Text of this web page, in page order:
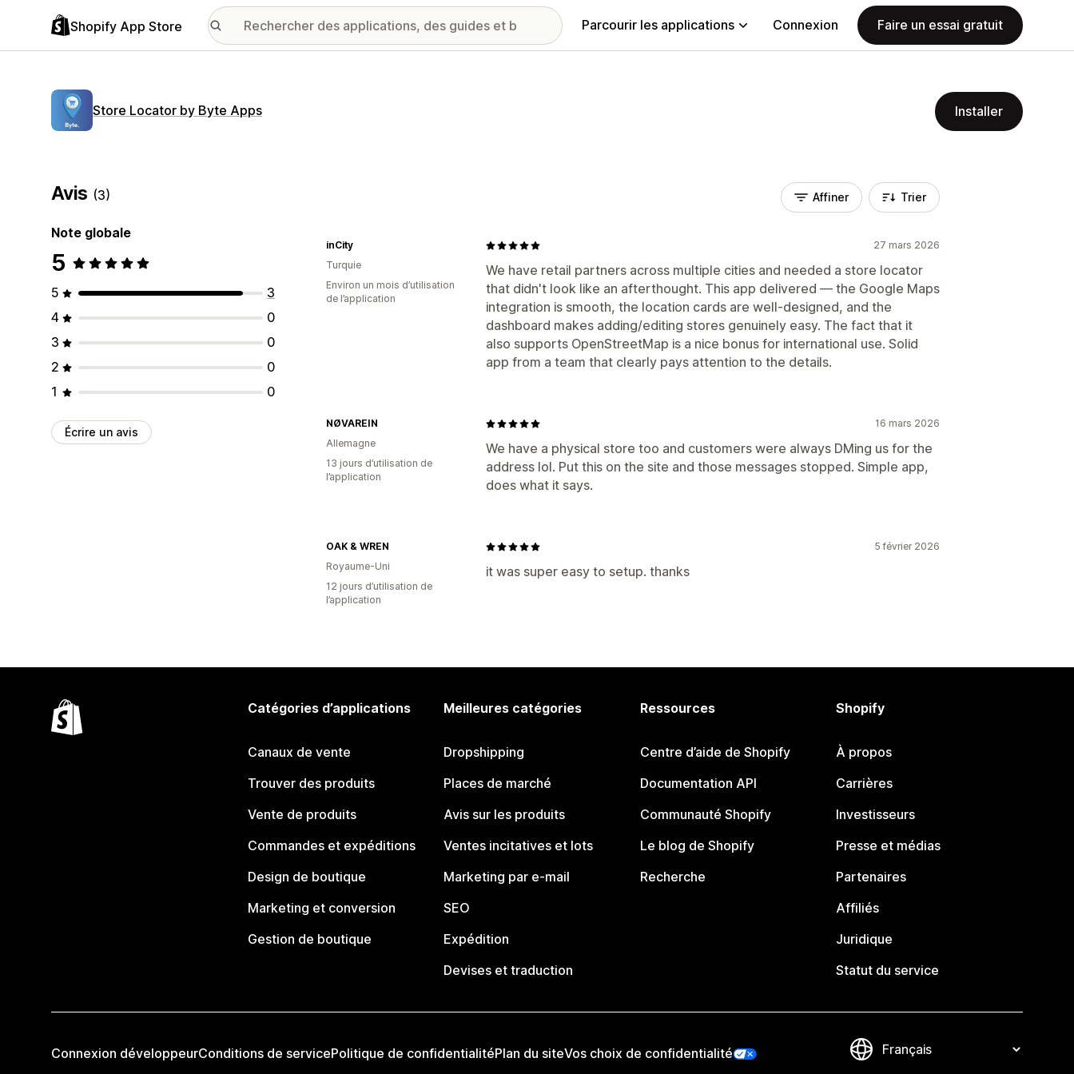
Shopify App Store Parcourir les applications Connexion Faire un essai gratuit
Store Locator by Byte Apps Installer
Avis (3)
Note globale
5
5
3
4
0
3
0
2
0
1
0
Écrire un avis
Affiner Trier
27 mars 2026
We have retail partners across multiple cities and needed a store locator
that didn't look like an afterthought. This app delivered — the Google Maps
integration is smooth, the location cards are well-designed, and the
dashboard makes adding/editing stores genuinely easy. The fact that it
also supports OpenStreetMap is a nice bonus for international use. Solid
app from a team that clearly pays attention to the details.
inCity
Turquie
Environ un mois d’utilisation
de l’application
16 mars 2026
We have a physical store too and customers were always DMing us for the
address lol. Put this on the site and those messages stopped. Simple app,
does what it says.
NØVAREIN
Allemagne
13 jours d’utilisation de
l’application
5 février 2026
it was super easy to setup. thanks
OAK & WREN
Royaume-Uni
12 jours d’utilisation de
l’application
Catégories d’applications
Canaux de vente
Trouver des produits
Vente de produits
Commandes et expéditions
Design de boutique
Marketing et conversion
Gestion de boutique
Meilleures catégories
Dropshipping
Places de marché
Avis sur les produits
Ventes incitatives et lots
Marketing par e-mail
SEO
Expédition
Devises et traduction
Ressources
Centre d’aide de Shopify
Documentation API
Communauté Shopify
Le blog de Shopify
Recherche
Shopify
À propos
Carrières
Investisseurs
Presse et médias
Partenaires
Affiliés
Juridique
Statut du service
Connexion développeurConditions de servicePolitique de confidentialitéPlan du siteVos choix de confidentialité